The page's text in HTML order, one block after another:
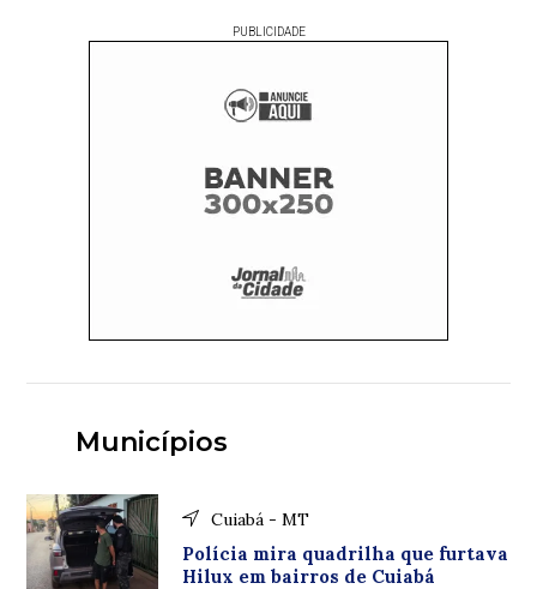
PUBLICIDADE
Municípios
Cuiabá - MT
Polícia mira quadrilha que furtava
Hilux em bairros de Cuiabá